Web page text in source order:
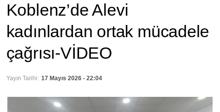
Koblenz’de Alevi
kadınlardan ortak mücadele
çağrısı-VİDEO
Yayın Tarihi: 17 Mayıs 2026 - 22:04